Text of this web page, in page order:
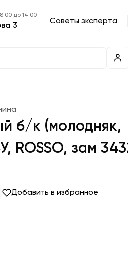
до 14:00
3
Советы эксперта
б/к (молодняк,
ROSSO, зам
Добавить в избранное